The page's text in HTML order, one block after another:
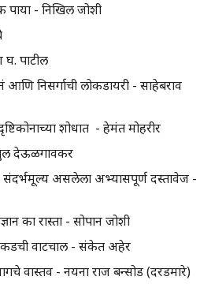
पाया - निखिल जोशी
घ. पाटील
निसर्गाची लोकडायरी - साहेबराव
शोधात - हेमंत मोहरीर
देऊळगावकर
संदर्भमूल्य असलेला अभ्यासपूर्ण दस्तावेज -
का रास्ता - सोपान जोशी
वाटचाल - संकेत अहेर
वास्तव - नयना राज बन्सोड (दरडमारे)